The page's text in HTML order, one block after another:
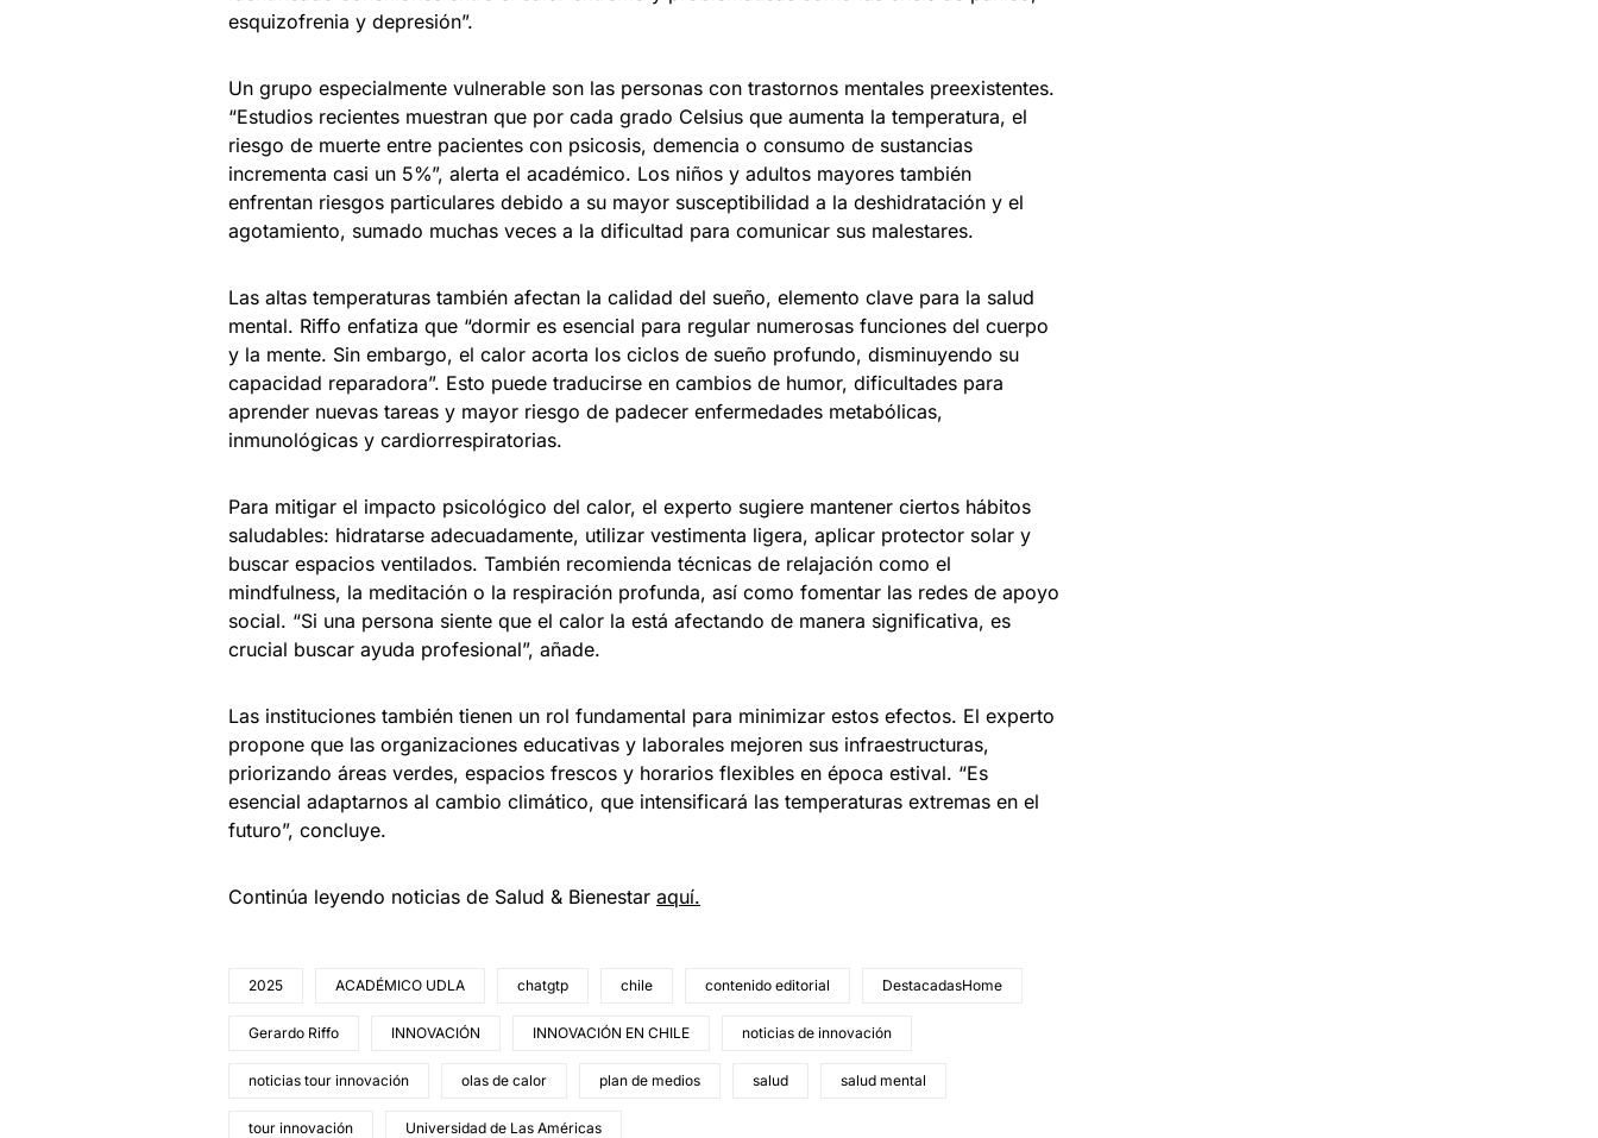
esquizofrenia y depresión”.
Un grupo especialmente vulnerable son las personas con trastornos mentales preexistentes.
“Estudios recientes muestran que por cada grado Celsius que aumenta la temperatura, el
riesgo de muerte entre pacientes con psicosis, demencia o consumo de sustancias
incrementa casi un 5%”, alerta el académico. Los niños y adultos mayores también
enfrentan riesgos particulares debido a su mayor susceptibilidad a la deshidratación y el
agotamiento, sumado muchas veces a la dificultad para comunicar sus malestares.
Las altas temperaturas también afectan la calidad del sueño, elemento clave para la salud
mental. Riffo enfatiza que “dormir es esencial para regular numerosas funciones del cuerpo
y la mente. Sin embargo, el calor acorta los ciclos de sueño profundo, disminuyendo su
capacidad reparadora”. Esto puede traducirse en cambios de humor, dificultades para
aprender nuevas tareas y mayor riesgo de padecer enfermedades metabólicas,
inmunológicas y cardiorrespiratorias.
Para mitigar el impacto psicológico del calor, el experto sugiere mantener ciertos hábitos
saludables: hidratarse adecuadamente, utilizar vestimenta ligera, aplicar protector solar y
buscar espacios ventilados. También recomienda técnicas de relajación como el
mindfulness, la meditación o la respiración profunda, así como fomentar las redes de apoyo
social. “Si una persona siente que el calor la está afectando de manera significativa, es
crucial buscar ayuda profesional”, añade.
Las instituciones también tienen un rol fundamental para minimizar estos efectos. El experto
propone que las organizaciones educativas y laborales mejoren sus infraestructuras,
priorizando áreas verdes, espacios frescos y horarios flexibles en época estival. “Es
esencial adaptarnos al cambio climático, que intensificará las temperaturas extremas en el
futuro”, concluye.
Continúa leyendo noticias de Salud & Bienestar aquí.
2025 ACADÉMICO UDLA chatgtp chile contenido editorial DestacadasHome
Gerardo Riffo INNOVACIÓN INNOVACIÓN EN CHILE noticias de innovación
noticias tour innovación olas de calor plan de medios salud salud mental
tour innovación Universidad de Las Américas